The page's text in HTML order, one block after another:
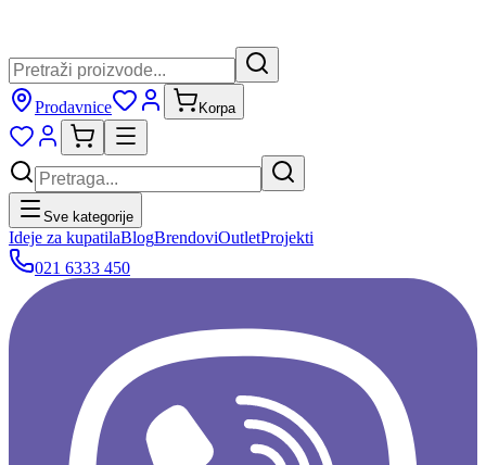
Prodavnice Korpa
Sve kategorije
Ideje za kupatilaBlogBrendoviOutletProjekti
021 6333 450